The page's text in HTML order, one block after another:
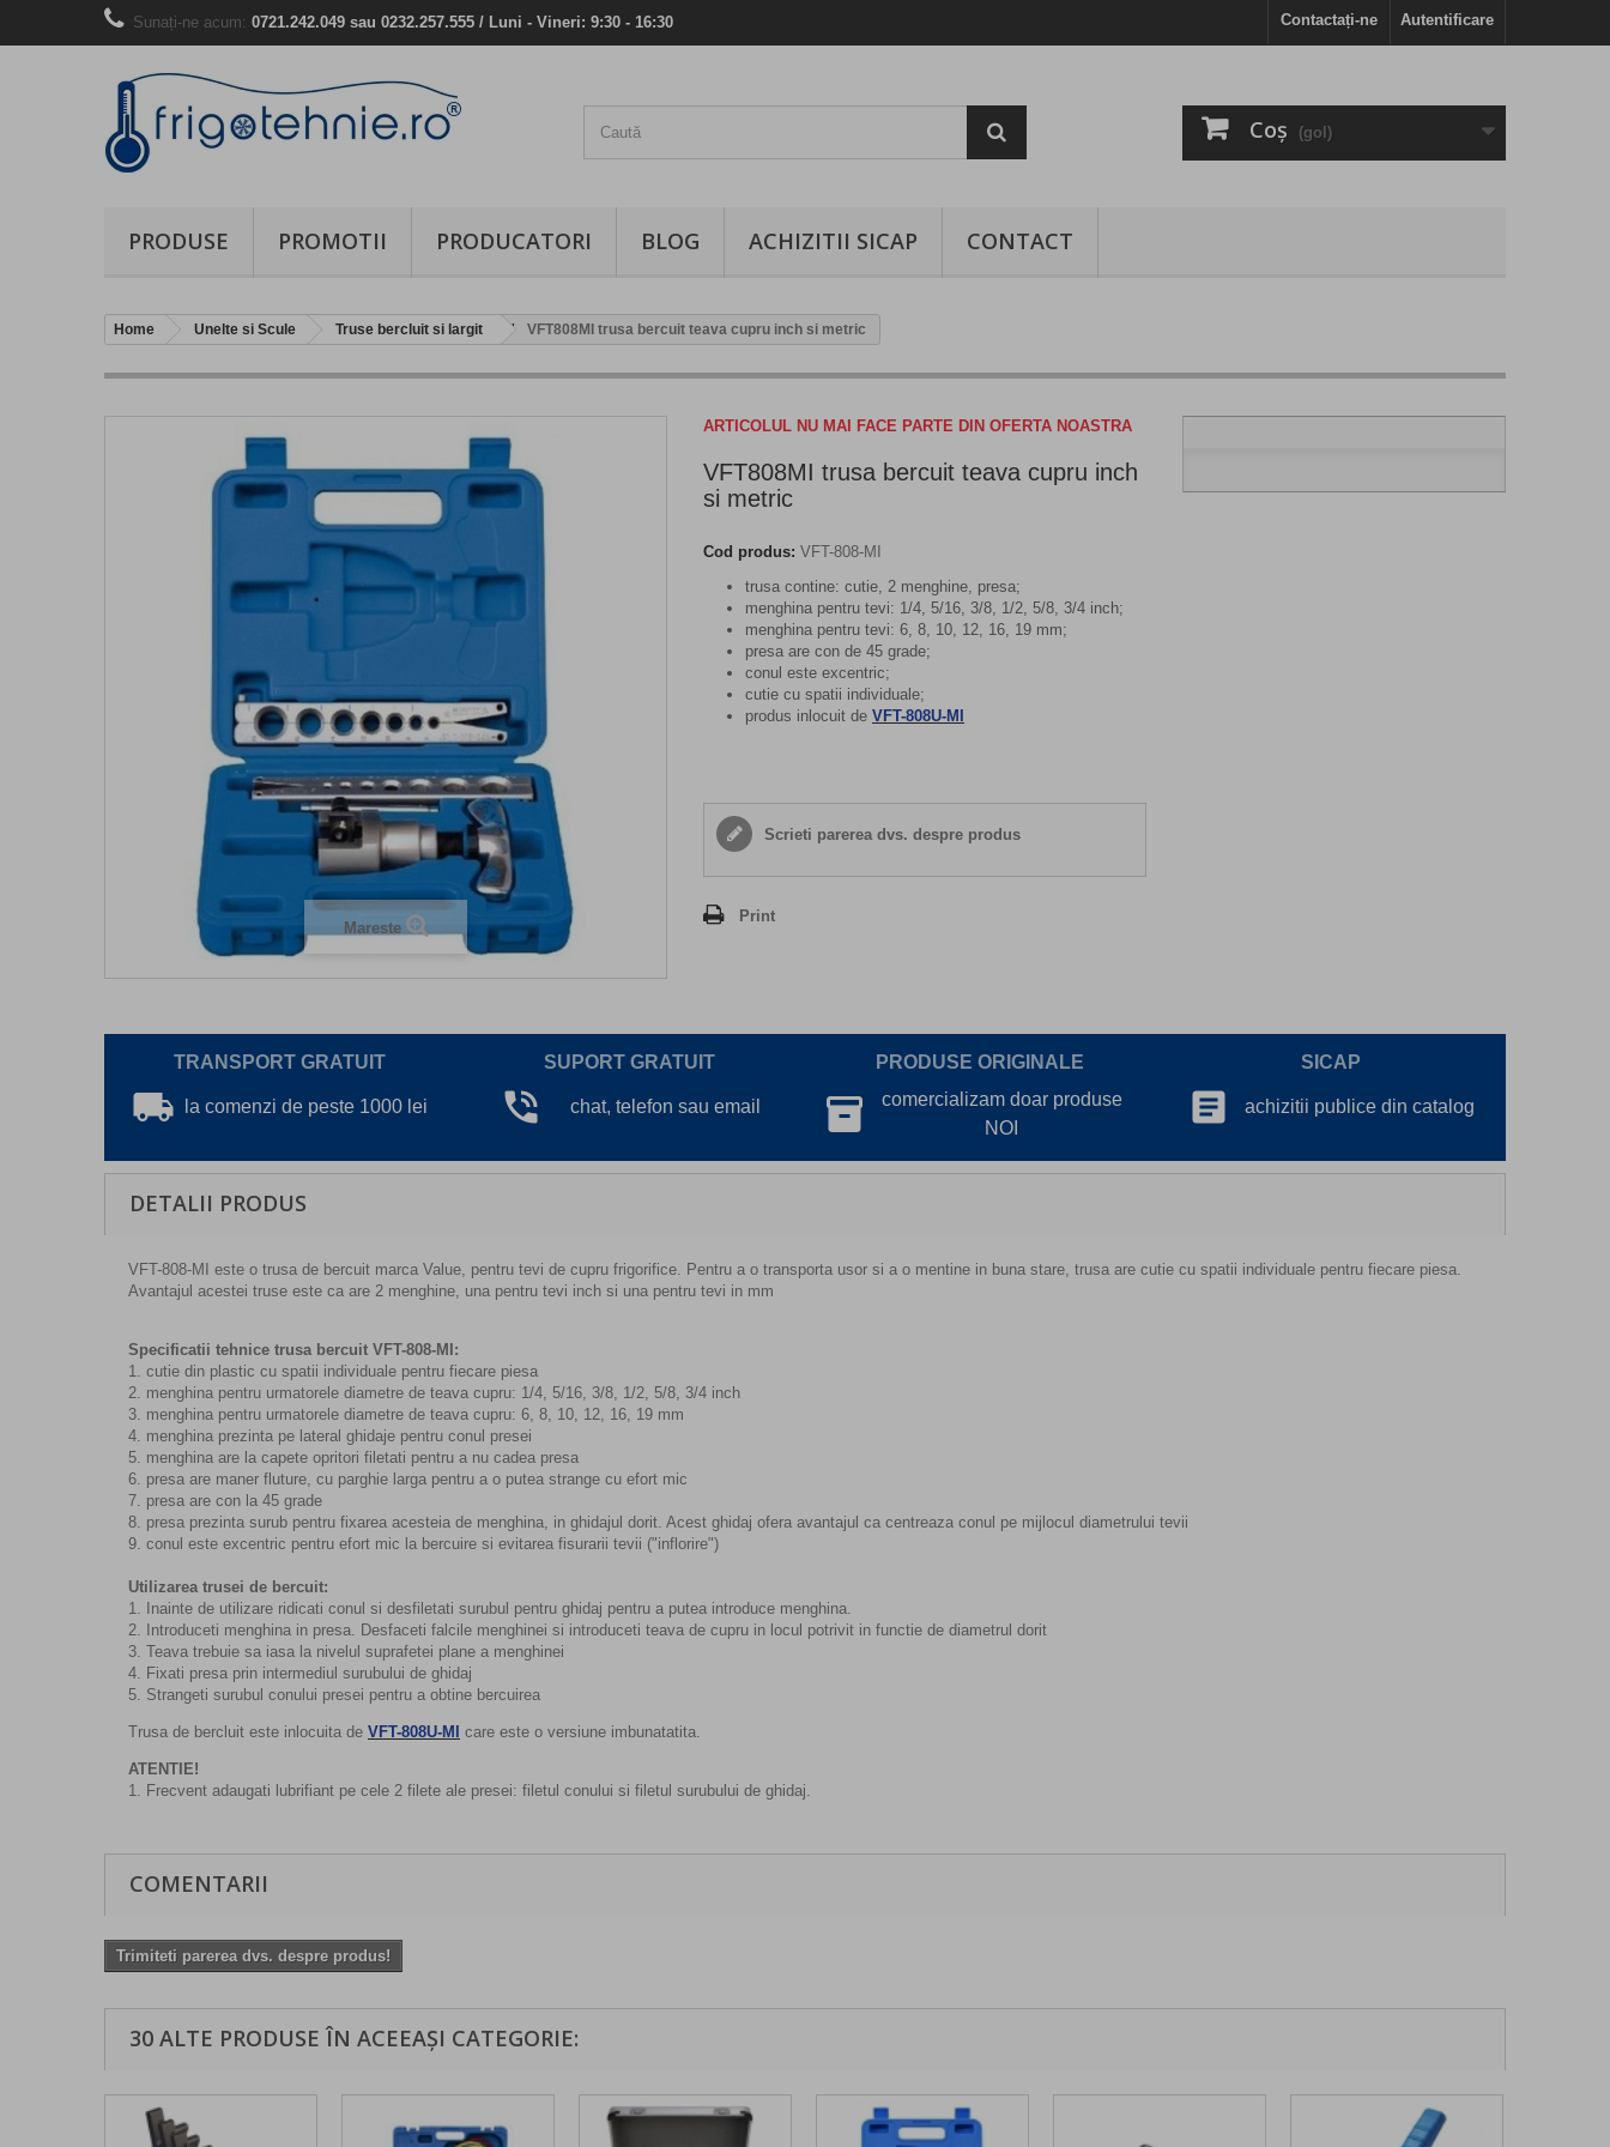
Autentificare
Contactați-ne
Sunați-ne acum: 0721.242.049 sau 0232.257.555 / Luni - Vineri: 9:30 - 16:30
Coş (gol)
PRODUSE PROMOTII PRODUCATORI BLOG ACHIZITII SICAP CONTACT
Home Unelte si Scule Truse bercluit si largit VFT808MI trusa bercuit teava cupru inch si metric
Mareste
ARTICOLUL NU MAI FACE PARTE DIN OFERTA NOASTRA
VFT808MI trusa bercuit teava cupru inch
si metric
Cod produs: VFT-808-MI
trusa contine: cutie, 2 menghine, presa;
menghina pentru tevi: 1/4, 5/16, 3/8, 1/2, 5/8, 3/4 inch;
menghina pentru tevi: 6, 8, 10, 12, 16, 19 mm;
presa are con de 45 grade;
conul este excentric;
cutie cu spatii individuale;
produs inlocuit de VFT-808U-MI
Scrieti parerea dvs. despre produs
Print
TRANSPORT GRATUIT
local_shipping la comenzi de peste 1000 lei
SUPORT GRATUIT
phone_in_talk chat, telefon sau email
PRODUSE ORIGINALE
inventory_2
comercializam doar produse
NOI
SICAP
article achizitii publice din catalog
DETALII PRODUS
VFT-808-MI este o trusa de bercuit marca Value, pentru tevi de cupru frigorifice. Pentru a o transporta usor si a o mentine in buna stare, trusa are cutie cu spatii individuale pentru fiecare piesa.
Avantajul acestei truse este ca are 2 menghine, una pentru tevi inch si una pentru tevi in mm
Specificatii tehnice trusa bercuit VFT-808-MI:
1. cutie din plastic cu spatii individuale pentru fiecare piesa
2. menghina pentru urmatorele diametre de teava cupru: 1/4, 5/16, 3/8, 1/2, 5/8, 3/4 inch
3. menghina pentru urmatorele diametre de teava cupru: 6, 8, 10, 12, 16, 19 mm
4. menghina prezinta pe lateral ghidaje pentru conul presei
5. menghina are la capete opritori filetati pentru a nu cadea presa
6. presa are maner fluture, cu parghie larga pentru a o putea strange cu efort mic
7. presa are con la 45 grade
8. presa prezinta surub pentru fixarea acesteia de menghina, in ghidajul dorit. Acest ghidaj ofera avantajul ca centreaza conul pe mijlocul diametrului tevii
9. conul este excentric pentru efort mic la bercuire si evitarea fisurarii tevii ("inflorire")
Utilizarea trusei de bercuit:
1. Inainte de utilizare ridicati conul si desfiletati surubul pentru ghidaj pentru a putea introduce menghina.
2. Introduceti menghina in presa. Desfaceti falcile menghinei si introduceti teava de cupru in locul potrivit in functie de diametrul dorit
3. Teava trebuie sa iasa la nivelul suprafetei plane a menghinei
4. Fixati presa prin intermediul surubului de ghidaj
5. Strangeti surubul conului presei pentru a obtine bercuirea
Trusa de bercluit este inlocuita de VFT-808U-MI care este o versiune imbunatatita.
ATENTIE!
1. Frecvent adaugati lubrifiant pe cele 2 filete ale presei: filetul conului si filetul surubului de ghidaj.
COMENTARII
Trimiteti parerea dvs. despre produs!
30 ALTE PRODUSE ÎN ACEEAȘI CATEGORIE: